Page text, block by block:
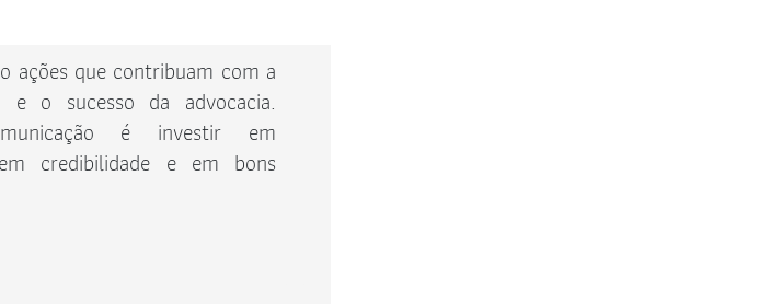
ações que contribuam com a
e o sucesso da advocacia.
é investir em
credibilidade e em bons